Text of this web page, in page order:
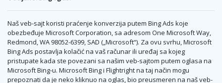
Naš veb-sajt koristi praćenje konverzija putem Bing Ads koje
obezbeđuje Microsoft Corporation, sa adresom One Microsoft Way,
Redmond, WA 98052-6399, SAD („Microsoft“). Za ovu svrhu, Microsoft
Bing Ads postavlja kolačić na vaš računar ili uređaj sa kojeg
pristupate kada ste povezani sa našim veb-sajtom putem oglasa na
Microsoft Bing-u. Microsoft Bing i Flightright na taj način mogu
prepoznati da je neko kliknuo na oglas, bio preusmeren na naš veb-